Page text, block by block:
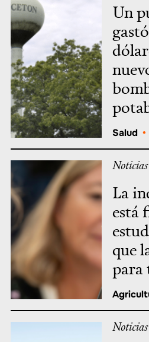
Un
Salud •
Noticias
La
está
que
para
Noticias